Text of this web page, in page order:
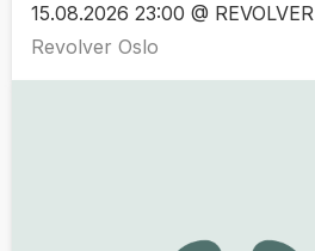
15.08.2026 23:00 @ REVOLVER
Revolver Oslo